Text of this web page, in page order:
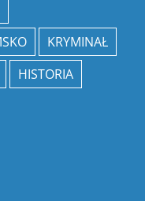
KRYMINAŁ
HISTORIA